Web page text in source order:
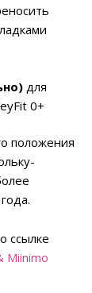
для
0+
положения
ссылке
Miinimo